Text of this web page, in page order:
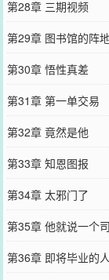
第28章 三期视频
第29章 图书馆的阵
第30章 悟性真差
第31章 第一单交易
第32章 竟然是他
第33章 知恩图报
第34章 太邪门了
第35章 他就说一个
第36章 即将毕业的